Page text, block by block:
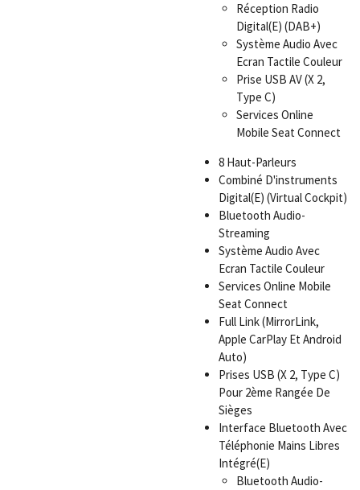
Réception Radio
Digital(E) (DAB+)
Système Audio Avec
Ecran Tactile Couleur
Prise USB AV (X 2,
Type C)
Services Online
Mobile Seat Connect
8 Haut-Parleurs
Combiné D'instruments
Digital(E) (Virtual Cockpit)
Bluetooth Audio-
Streaming
Système Audio Avec
Ecran Tactile Couleur
Services Online Mobile
Seat Connect
Full Link (MirrorLink,
Apple CarPlay Et Android
Auto)
Prises USB (X 2, Type C)
Pour 2ème Rangée De
Sièges
Interface Bluetooth Avec
Téléphonie Mains Libres
Intégré(E)
Bluetooth Audio-